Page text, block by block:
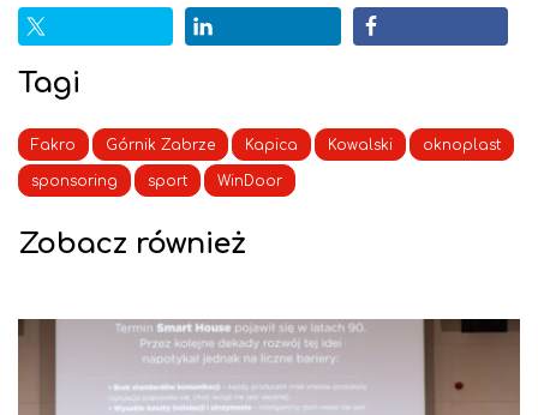
Tagi
Fakro Górnik Zabrze Kapica Kowalski oknoplast
sponsoring sport WinDoor
Zobacz również